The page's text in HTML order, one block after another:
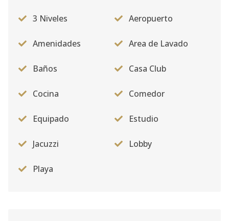
3 Niveles Aeropuerto
Amenidades Area de Lavado
Baños Casa Club
Cocina Comedor
Equipado Estudio
Jacuzzi Lobby
Playa